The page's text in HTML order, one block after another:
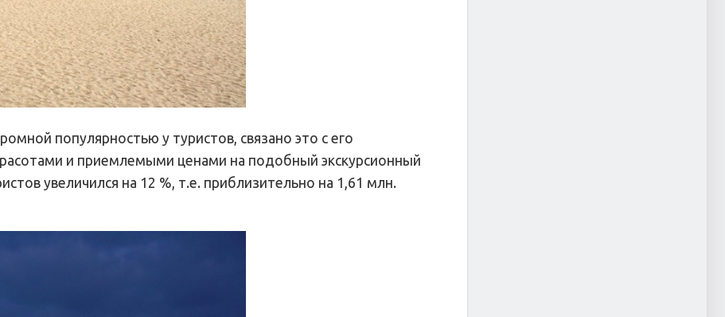
популярностью у туристов, связано это с его
и приемлемыми ценами на подобный экскурсионный
увеличился на 12 %, т.е. приблизительно на 1,61 млн.